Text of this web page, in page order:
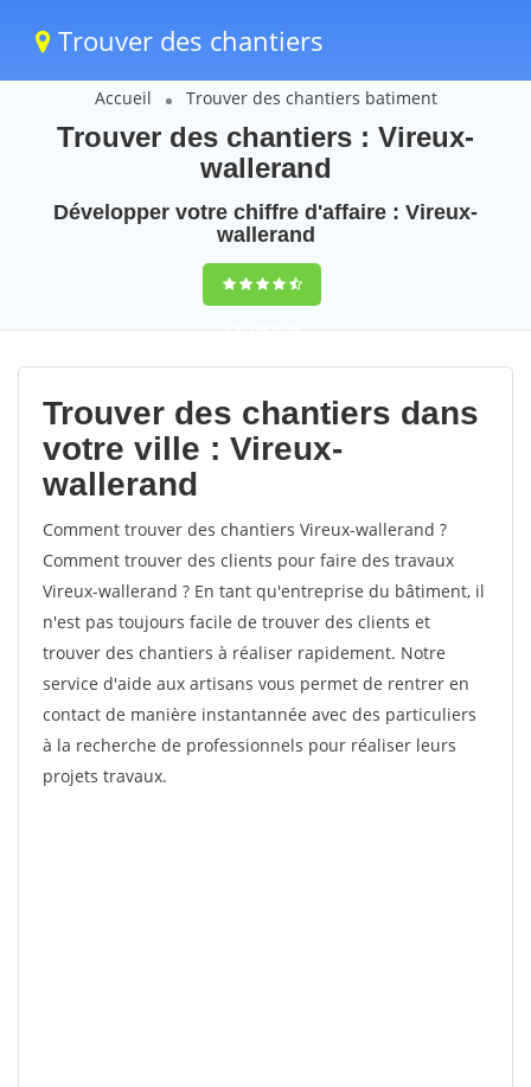
Trouver des chantiers
Accueil Trouver des chantiers batiment
Trouver des chantiers : Vireux-
wallerand
Développer votre chiffre d'affaire : Vireux-
wallerand
9,5(100%)64
votes
Trouver des chantiers dans
votre ville : Vireux-
wallerand
Comment trouver des chantiers Vireux-wallerand ?
Comment trouver des clients pour faire des travaux
Vireux-wallerand ? En tant qu'entreprise du bâtiment, il
n'est pas toujours facile de trouver des clients et
trouver des chantiers à réaliser rapidement. Notre
service d'aide aux artisans vous permet de rentrer en
contact de manière instantannée avec des particuliers
à la recherche de professionnels pour réaliser leurs
projets travaux.